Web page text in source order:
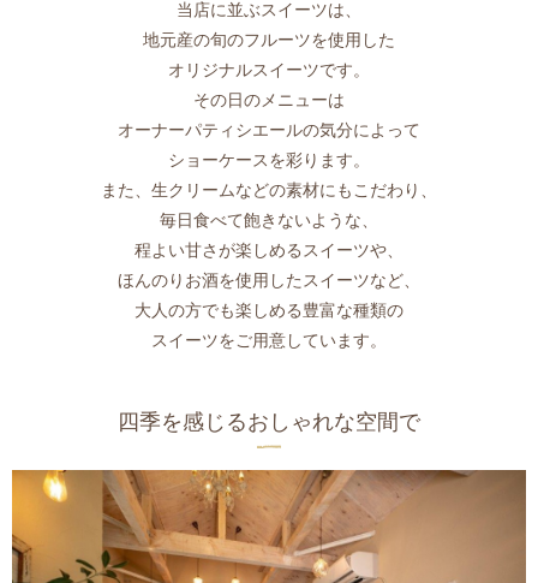
当店に並ぶスイーツは、
地元産の旬のフルーツを使用した
オリジナルスイーツです。
その日のメニューは
オーナーパティシエールの気分によって
ショーケースを彩ります。
また、生クリームなどの素材にもこだわり、
毎日食べて飽きないような、
程よい甘さが楽しめるスイーツや、
ほんのりお酒を使用したスイーツなど、
大人の方でも楽しめる豊富な種類の
スイーツをご用意しています。
四季を感じるおしゃれな空間で